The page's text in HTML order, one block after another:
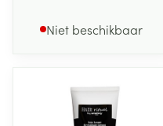
Niet beschikbaar